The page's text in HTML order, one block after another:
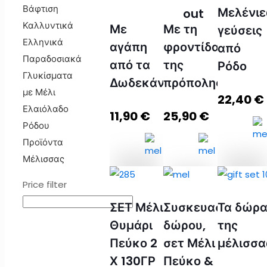
κουτί
ποσότητα
καλάθι
από
Κάλυμνο
ποσότητα
Προσθήκη
καλάθι
Πρωινή
ποσότητα
καλάθι
Με
αγάπη
από τα
Δωδεκάνησα
11,90€
αγάπη
από τα
Δωδεκάνησα
ποσότητα
out
Με τη
φροντίδα
της
πρόπολης
25,90€
της
πρόπολης
γεύσεις
από
Ρόδο
22,40€
γεύσεις
από
Ρόδο
ΣΕΤ Μέλι
Θυμάρι
Πεύκο 2
Χ 130ΓΡ
Συσκευασία
δώρου,
σετ Μέλι
Πεύκο &
Τα δώρα
της
Βάφτιση
Καλλυντικά
Ελληνικά
Παραδοσιακά
Γλυκίσματα
με Μέλι
Ελαιόλαδο
Ρόδου
Προϊόντα
Μέλισσας
Price filter